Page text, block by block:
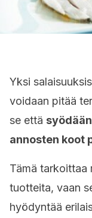
Yksi
voidaan pitää
se että
annosten koot
Tämä tarkoittaa
tuotteita, vaan
hyödyntää